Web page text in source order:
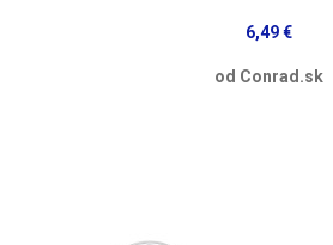
6,49 €
od Conrad.sk